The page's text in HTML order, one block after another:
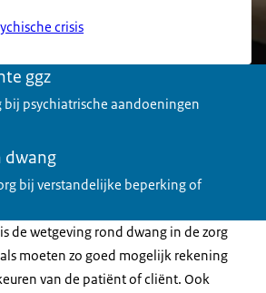
crisis
ggz
bij psychiatrische aandoeningen
dwang
bij verstandelijke beperking of
de wetgeving rond dwang in de zorg
moeten zo goed mogelijk rekening
van de patiënt of cliënt. Ook